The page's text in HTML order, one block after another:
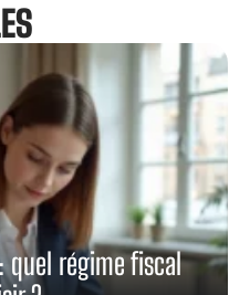
quel régime fiscal